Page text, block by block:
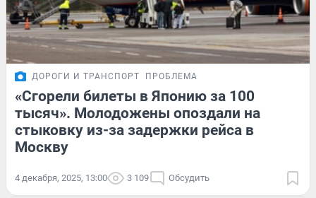
ДОРОГИ И ТРАНСПОРТ ПРОБЛЕМА
«Сгорели билеты в Японию за 100
тысяч». Молодожены опоздали на
стыковку из-за задержки рейса в
Москву
4 декабря, 2025, 13:00 3 109 Обсудить